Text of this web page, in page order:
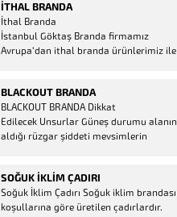
mevcuttur. Kumanda ve diğer aparatlar
firmamızda mevcuttur.
İTHAL BRANDA
İthal Branda
İstanbul Göktaş Branda firmamız
Avrupa’dan ithal branda ürünlerimiz ile
Ürün Al dükkanı ürünleri peşin fiyatına
bol taksitle Göktaş Branda Çeşitleri
Adresinde, 1.kalite ithal ürün ne demek
Brandacı sektöründe faaliyet gösteren,
BLACKOUT BRANDA
BLACKOUT BRANDA Dikkat
Edilecek Unsurlar Güneş durumu alanın
aldığı rüzgar şiddeti mevsimlerin
düşünmeniz gereken bir kaç faktörden
biridir. Türkiye’nin lider Branda markası
Göktaş Branda, Hazine ve Maliye Bakanı
SOĞUK İKLIM ÇADIRI
Soğuk İklim Çadırı Soğuk iklim brandası
koşullarına göre üretilen çadırlardır.